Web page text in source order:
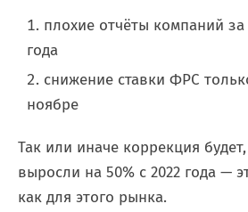
плохие отчёты компаний за
года
снижение ставки ФРС
ноябре
Так или иначе коррекция
выросли на 50% с 2022 года —
как для этого рынка.